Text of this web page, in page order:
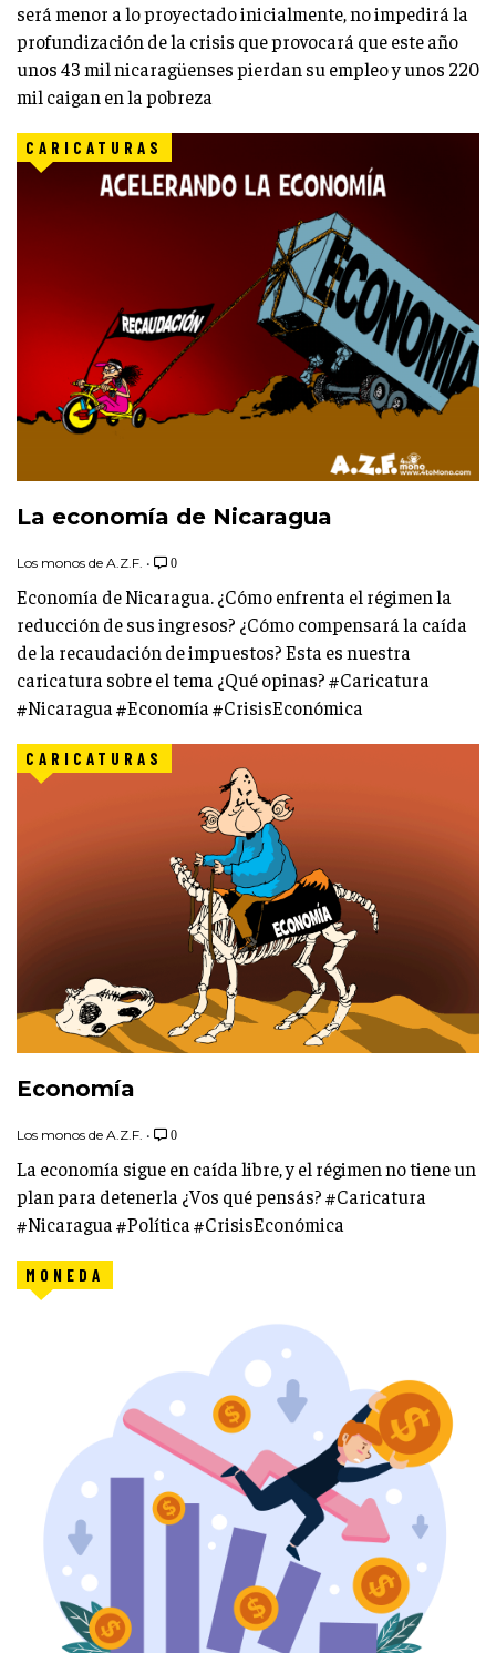
será menor a lo proyectado inicialmente, no impedirá la
profundización de la crisis que provocará que este año
unos 43 mil nicaragüenses pierdan su empleo y unos 220
mil caigan en la pobreza
CARICATURAS
La economía de Nicaragua
Los monos de A.Z.F. • 0
Economía de Nicaragua. ¿Cómo enfrenta el régimen la
reducción de sus ingresos? ¿Cómo compensará la caída
de la recaudación de impuestos? Esta es nuestra
caricatura sobre el tema ¿Qué opinas? #Caricatura
#Nicaragua #Economía #CrisisEconómica
CARICATURAS
Economía
Los monos de A.Z.F. • 0
La economía sigue en caída libre, y el régimen no tiene un
plan para detenerla ¿Vos qué pensás? #Caricatura
#Nicaragua #Política #CrisisEconómica
MONEDA